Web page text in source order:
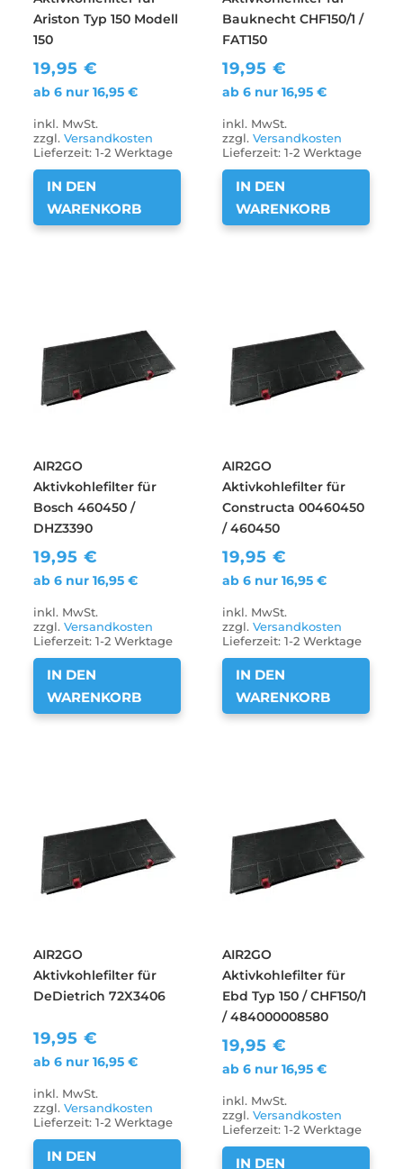
Ariston Typ 150 Modell
150
19,95€
ab 6 nur16,95€
inkl. MwSt.
zzgl.Versandkosten
Lieferzeit:1-2 Werktage
IN DEN
WARENKORB
Bauknecht CHF150/1 /
FAT150
19,95€
ab 6 nur16,95€
inkl. MwSt.
zzgl.Versandkosten
Lieferzeit:1-2 Werktage
IN DEN
WARENKORB
AIR2GO
Aktivkohlefilter für
Bosch 460450 /
DHZ3390
19,95€
ab 6 nur16,95€
inkl. MwSt.
zzgl.Versandkosten
Lieferzeit:1-2 Werktage
IN DEN
WARENKORB
AIR2GO
Aktivkohlefilter für
Constructa 00460450
/ 460450
19,95€
ab 6 nur16,95€
inkl. MwSt.
zzgl.Versandkosten
Lieferzeit:1-2 Werktage
IN DEN
WARENKORB
AIR2GO
Aktivkohlefilter für
DeDietrich 72X3406
19,95€
ab 6 nur16,95€
inkl. MwSt.
zzgl.Versandkosten
Lieferzeit:1-2 Werktage
IN DEN
AIR2GO
Aktivkohlefilter für
Ebd Typ 150 / CHF150/1
/ 484000008580
19,95€
ab 6 nur16,95€
inkl. MwSt.
zzgl.Versandkosten
Lieferzeit:1-2 Werktage
IN DEN